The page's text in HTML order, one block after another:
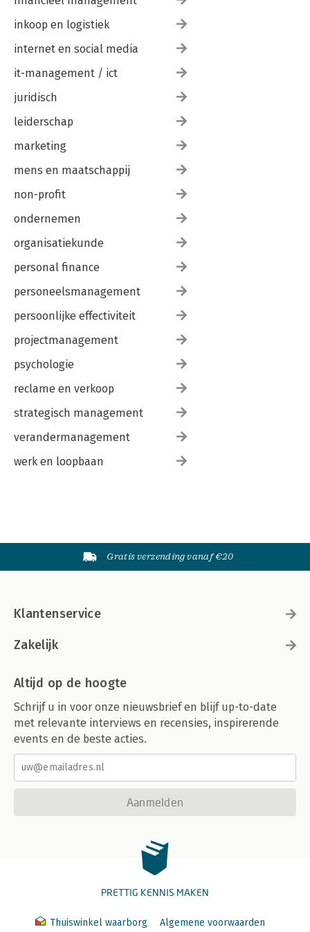
inkoop en logistiek
internet en social media
it-management / ict
juridisch
leiderschap
marketing
mens en maatschappij
non-profit
ondernemen
organisatiekunde
personal finance
personeelsmanagement
persoonlijke effectiviteit
projectmanagement
psychologie
reclame en verkoop
strategisch management
verandermanagement
werk en loopbaan
Gratis verzending vanaf €20
Klantenservice
Zakelijk
Altijd op de hoogte
Schrijf u in voor onze nieuwsbrief en blijf up-to-date
met relevante interviews en recensies, inspirerende
events en de beste acties.
Aanmelden
PRETTIG KENNIS MAKEN
Thuiswinkel waarborg Algemene voorwaarden